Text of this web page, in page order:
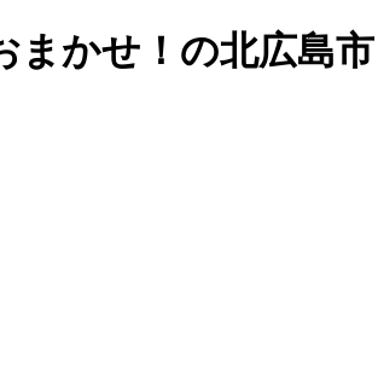
かせ！の北広島市